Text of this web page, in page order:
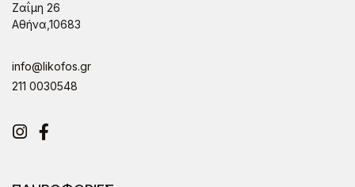
Ζαΐμη 26
Αθήνα,10683
info@likofos.gr
211 0030548
Instagram
Facebook